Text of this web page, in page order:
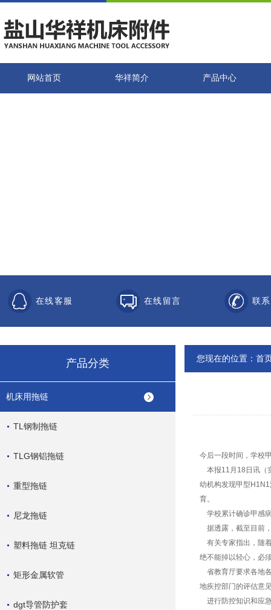
网站首页 华祥简介 产品中心
在线客服 在线留言 联
产品分类
机床用拖链
TL钢制拖链
TLG钢铝拖链
重型拖链
尼龙拖链
塑料拖链 坦克链
矩形金属软管
dgt导管防护套
您现在的位置： 首
今后一段时间，学校
本报11月18日讯（
幼机构发现甲型
育。
学校累计确诊甲感
据透露，截至目前
有关专家指出，随
绝不能掉以轻心，必
省教育厅要求各地
地疾控部门的评估意
进行防控知识和应